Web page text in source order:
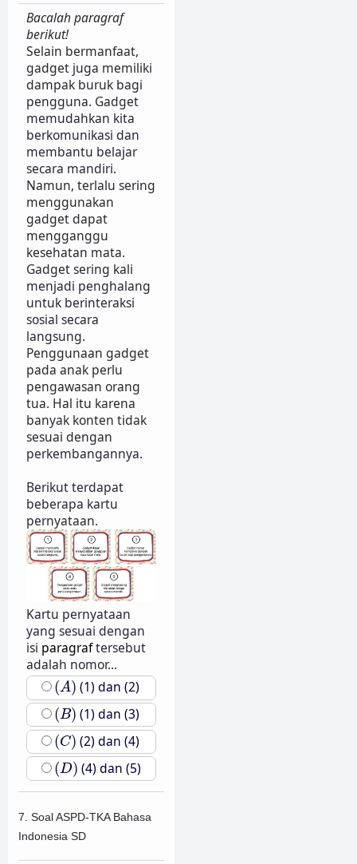
Bacalah paragraf
berikut!
Selain bermanfaat,
gadget juga memiliki
dampak buruk bagi
pengguna. Gadget
memudahkan kita
berkomunikasi dan
membantu belajar
secara mandiri.
Namun, terlalu sering
menggunakan
gadget dapat
mengganggu
kesehatan mata.
Gadget sering kali
menjadi penghalang
untuk berinteraksi
sosial secara
langsung.
Penggunaan gadget
pada anak perlu
pengawasan orang
tua. Hal itu karena
banyak konten tidak
sesuai dengan
perkembangannya.
Berikut terdapat
beberapa kartu
pernyataan.
Kartu pernyataan
yang sesuai dengan
isi paragraftersebut
adalah nomor...
(A)
(A) (1) dan (2)
(B)
(B) (1) dan (3)
(C)
(C) (2) dan (4)
(D)
(D) (4) dan (5)
7. Soal ASPD-TKA Bahasa
Indonesia SD